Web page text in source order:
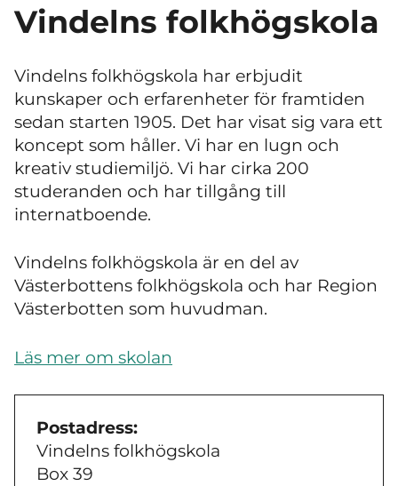
Vindelns folkhögskola
Vindelns folkhögskola har erbjudit
kunskaper och erfarenheter för framtiden
sedan starten 1905. Det har visat sig vara ett
koncept som håller. Vi har en lugn och
kreativ studiemiljö. Vi har cirka 200
studeranden och har tillgång till
internatboende.
Vindelns folkhögskola är en del av
Västerbottens folkhögskola och har Region
Västerbotten som huvudman.
Läs mer om skolan
Postadress:
Vindelns folkhögskola
Box 39